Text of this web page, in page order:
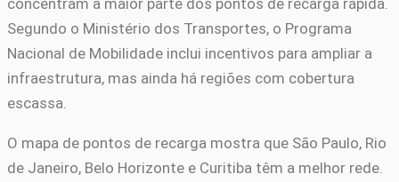
Segundo o Ministério dos Transportes, o Programa
Nacional de Mobilidade inclui incentivos para ampliar a
infraestrutura, mas ainda há regiões com cobertura
escassa.
O mapa de pontos de recarga mostra que São Paulo, Rio
de Janeiro, Belo Horizonte e Curitiba têm a melhor rede.